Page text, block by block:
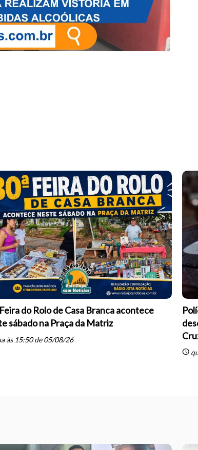
do Rolo de Casa Branca acontece
sábado na Praça da Matriz
às 15:50 de 05/08/26
schedule